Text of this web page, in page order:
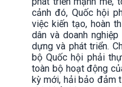
cảnh đó, Quốc hội
việc kiến tạo, hoàn
dân và doanh
dựng và phát triển.
bộ Quốc hội phải
toàn bộ hoạt động
kỳ mới, hải bảo đảm